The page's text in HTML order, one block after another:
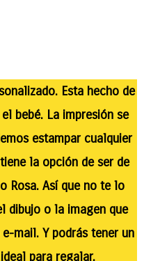
Esta hecho de
bebé. La impresión se
estampar cualquier
la opción de ser de
Rosa. Así que no te lo
dibujo o la imagen que
mail. Y podrás tener un
para regalar.